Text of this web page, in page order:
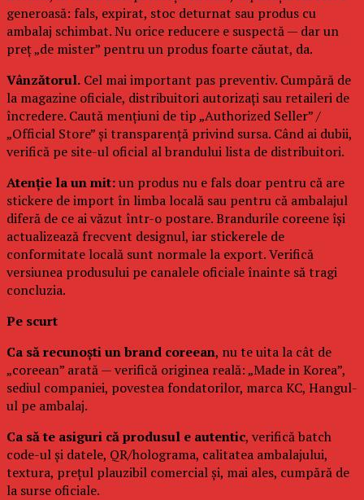
generoasă: fals, expirat, stoc deturnat sau produs cu
ambalaj schimbat. Nu orice reducere e suspectă — dar un
preț „de mister” pentru un produs foarte căutat, da.
Vânzătorul. Cel mai important pas preventiv. Cumpără de
la magazine oficiale, distribuitori autorizați sau retaileri de
încredere. Caută mențiuni de tip „Authorized Seller” /
„Official Store” și transparență privind sursa. Când ai dubii,
verifică pe site-ul oficial al brandului lista de distribuitori.
Atenție la un mit:un produs nu e fals doar pentru că are
stickere de import în limba locală sau pentru că ambalajul
diferă de ce ai văzut într-o postare. Brandurile coreene își
actualizează frecvent designul, iar stickerele de
conformitate locală sunt normale la export. Verifică
versiunea produsului pe canalele oficiale înainte să tragi
concluzia.
Pe scurt
Ca să recunoști un brand coreean, nu te uita la cât de
„coreean” arată — verifică originea reală: „Made in Korea”,
sediul companiei, povestea fondatorilor, marca KC, Hangul-
ul pe ambalaj.
Ca să te asiguri că produsul e autentic, verifică batch
code-ul și datele, QR/holograma, calitatea ambalajului,
textura, prețul plauzibil comercial și, mai ales, cumpără de
la surse oficiale.